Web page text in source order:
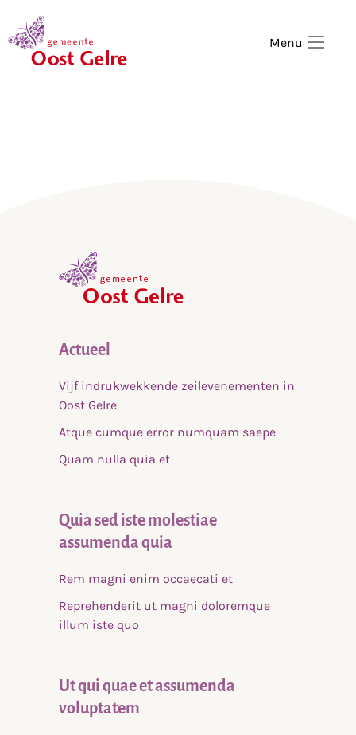
Menu
Actueel
Vijf indrukwekkende zeilevenementen in
Oost Gelre
Atque cumque error numquam saepe
Quam nulla quia et
Quia sed iste molestiae
assumenda quia
Rem magni enim occaecati et
Reprehenderit ut magni doloremque
illum iste quo
Ut qui quae et assumenda
voluptatem